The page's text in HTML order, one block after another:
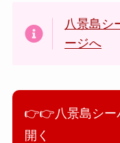
八景島シ
ージへ
👉👉八景島シー
開く